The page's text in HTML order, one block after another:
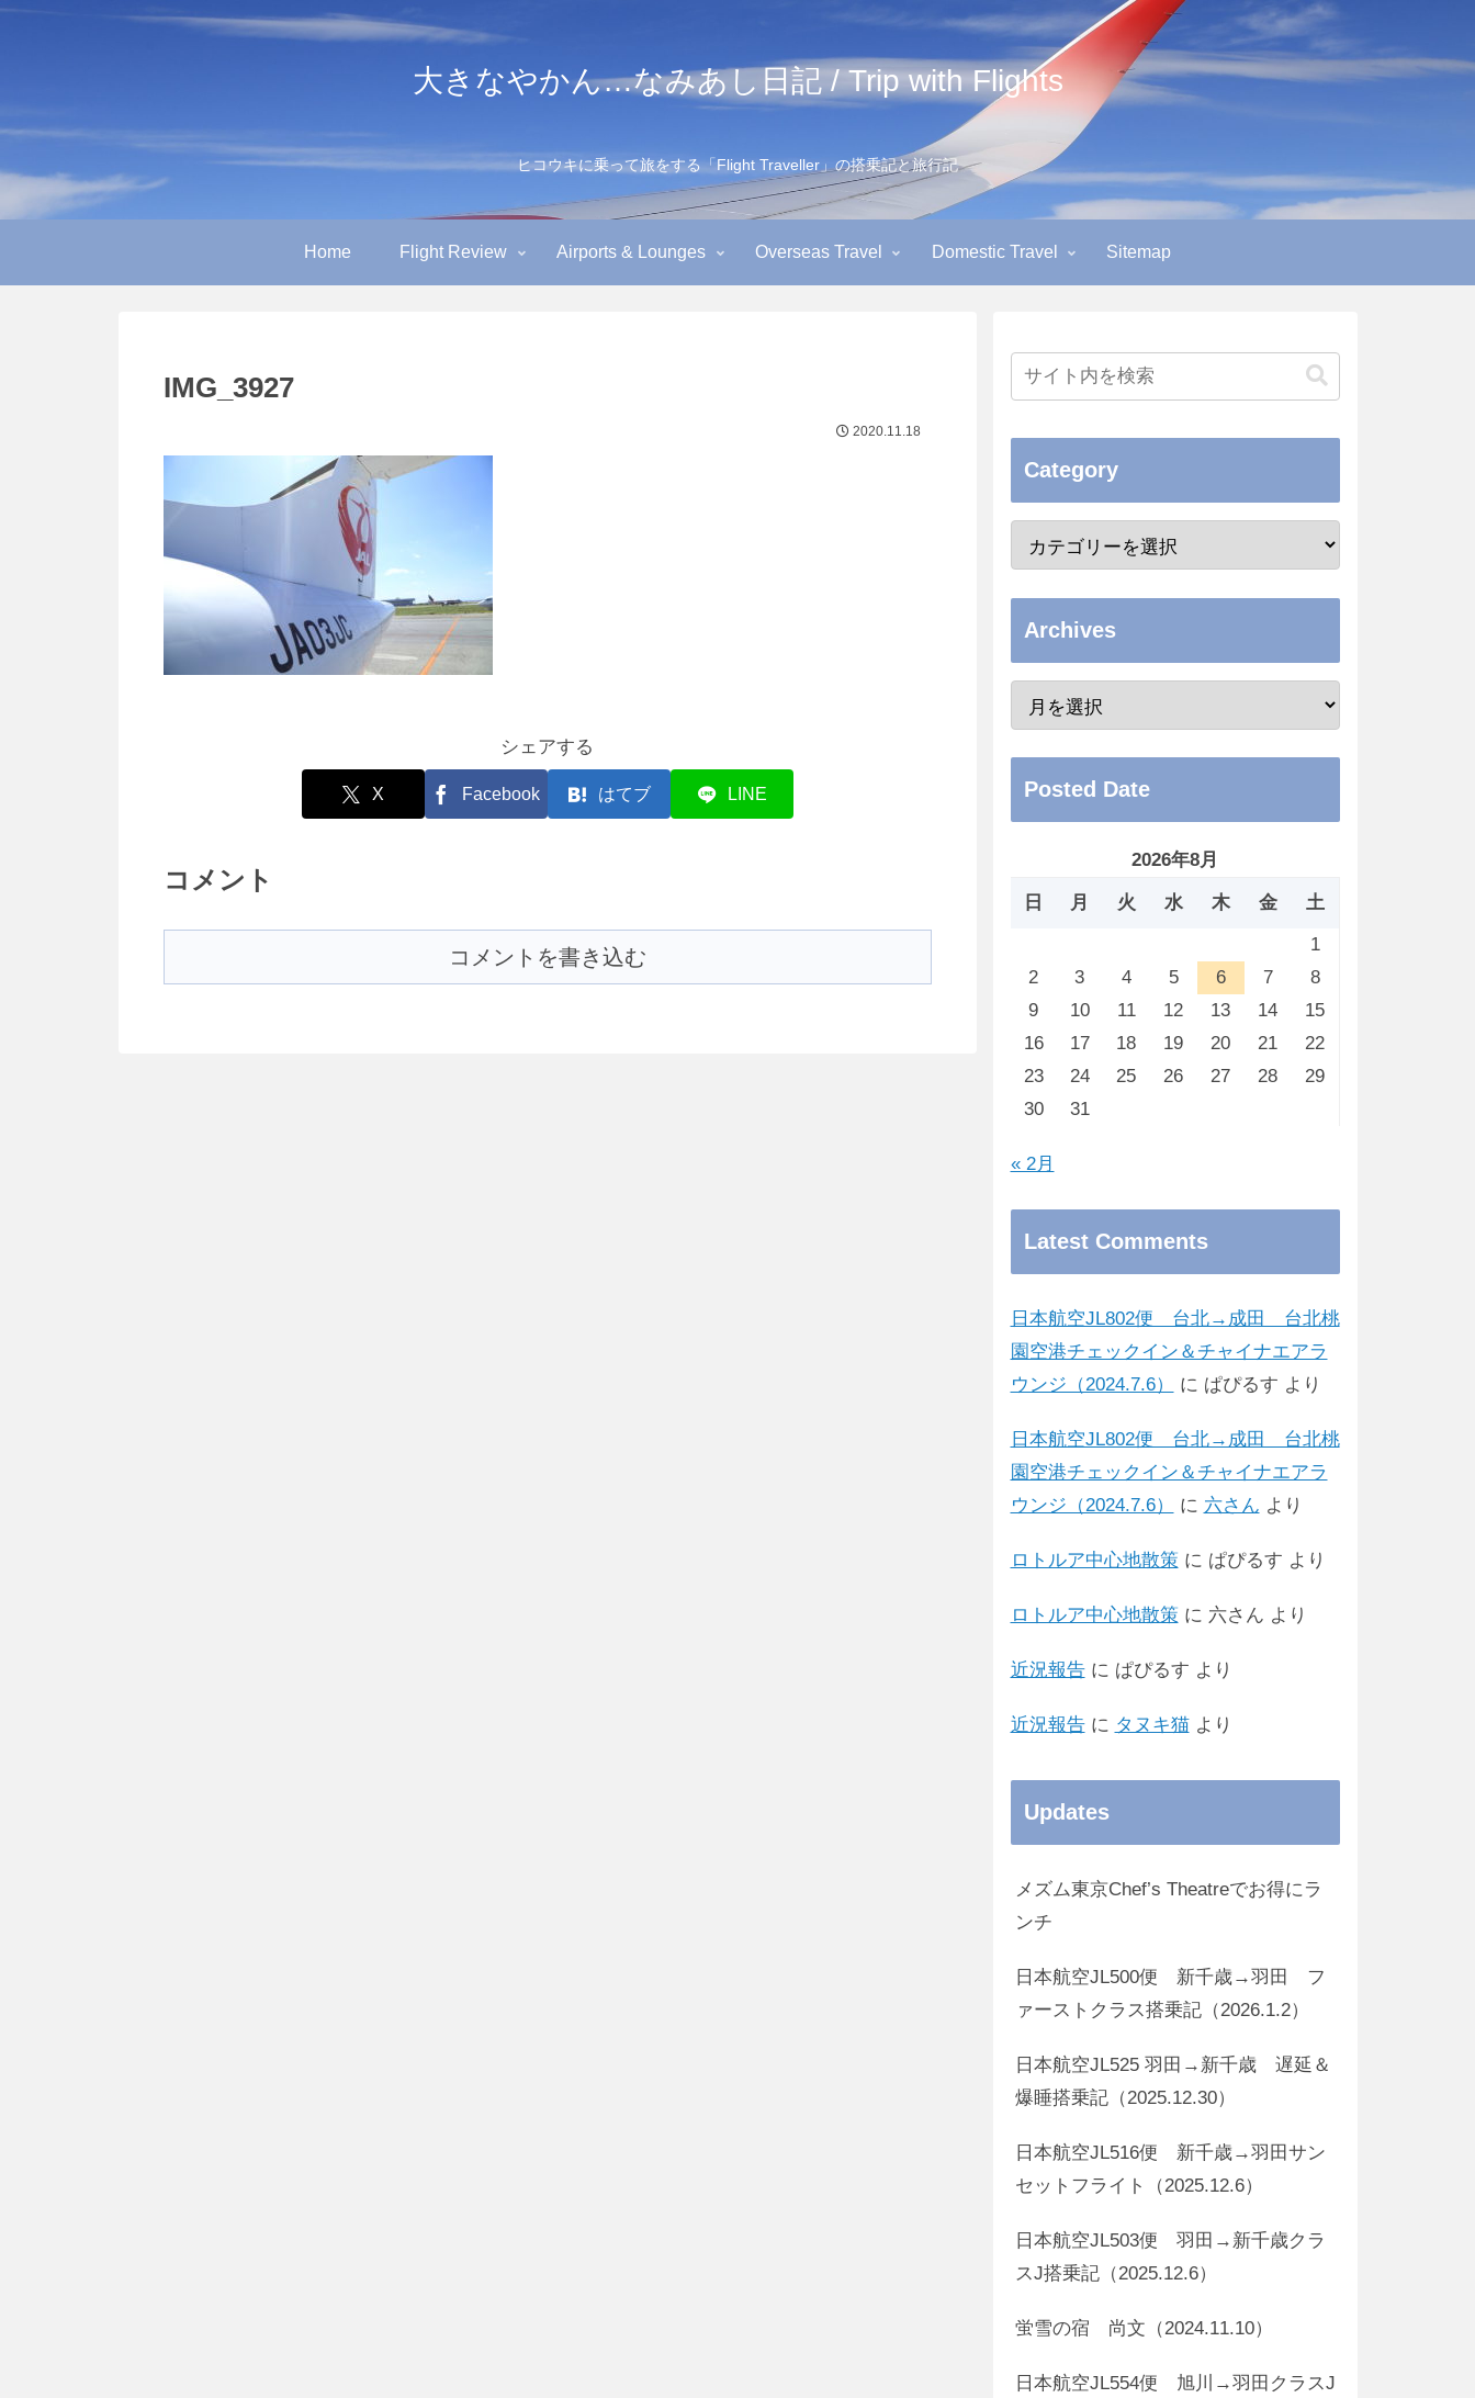
大きなやかん…なみあし日記 / Trip with Flights
ヒコウキに乗って旅をする「Flight Traveller」の搭乗記と旅行記
Home Flight Review Airports & Lounges Overseas Travel Domestic Travel Sitemap
IMG_3927
2020.11.18
シェアする
X Facebook はてブ LINE
コメント
コメントを書き込む
Category
Archives
Posted Date
2026年8月
日 月 火 水 木 金
土
1
2
3 4 5 6 7
8
9
10 11 12 13 14
15
16
17 18 19 20 21
22
23
24 25 26 27 28
29
30
31
« 2月
Latest Comments
日本航空JL802便 台北→成田 台北桃
園空港チェックイン＆チャイナエアラ
ウンジ（2024.7.6）
に ぱぴるす より
日本航空JL802便 台北→成田 台北桃
園空港チェックイン＆チャイナエアラ
ウンジ（2024.7.6）
に 六さん より
ロトルア中心地散策 に ぱぴるす より
ロトルア中心地散策 に 六さん より
近況報告に ぱぴるす より
近況報告に タヌキ猫より
Updates
メズム東京Chef’s Theatreでお得にラ
ンチ
日本航空JL500便 新千歳→羽田 フ
ァーストクラス搭乗記（2026.1.2）
日本航空JL525 羽田→新千歳 遅延＆
爆睡搭乗記（2025.12.30）
日本航空JL516便 新千歳→羽田サン
セットフライト（2025.12.6）
日本航空JL503便 羽田→新千歳クラ
スJ搭乗記（2025.12.6）
蛍雪の宿 尚文（2024.11.10）
日本航空JL554便 旭川→羽田クラスJ